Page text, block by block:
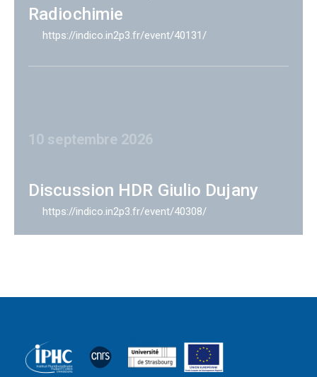
Radiochimie
https://indico.in2p3.fr/event/40131/
10 septembre 2026
Discussion HDR Giulio Dujany
https://indico.in2p3.fr/event/40308/